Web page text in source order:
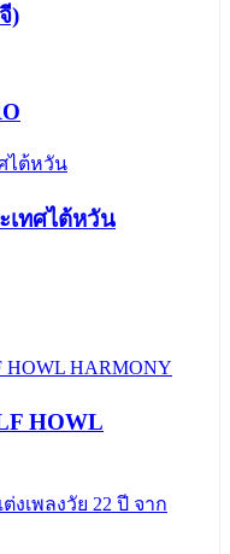
)
เทศไต้หวัน
HOWL